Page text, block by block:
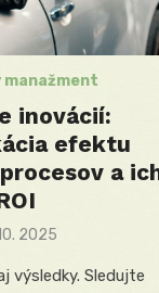
manažment
inovácií:
efektu
a
2025
výsledky. Sledujte